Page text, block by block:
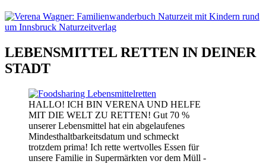
LEBENSMITTEL RETTEN IN DEINER
STADT
HALLO! ICH BIN VERENA UND HELFE
MIT DIE WELT ZU RETTEN! Gut 70 %
unserer Lebensmittel hat ein abgelaufenes
Mindesthaltbarkeitsdatum und schmeckt
trotzdem prima! Ich rette wertvolles Essen für
unsere Familie in Supermärkten vor dem Müll -